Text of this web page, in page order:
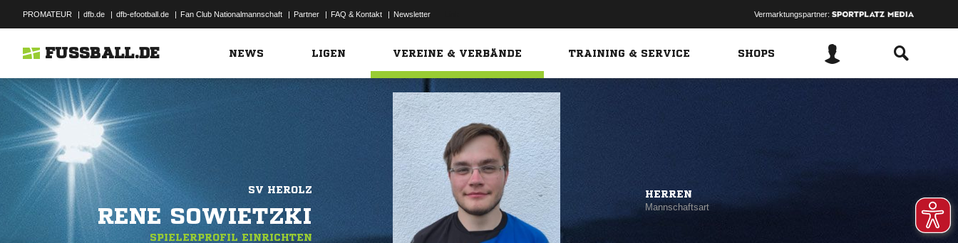
PROMATEUR | dfb.de | dfb-efootball.de | Fan Club Nationalmannschaft | Partner | FAQ & Kontakt | Newsletter Vermarktungspartner:
FUSSBALL.DE NEWS LIGEN VEREINE & VERBÄNDE TRAINING & SERVICE SHOPS
SV HEROLZ
RENE SOWIETZKI
SPIELERPROFIL EINRICHTEN
HERREN
Mannschaftsart